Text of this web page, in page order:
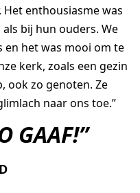
enthousiasme was
bij hun ouders. We
en het was mooi om te
kerk, zoals een gezin
ook zo genoten. Ze
naar ons toe.”
GAAF!”